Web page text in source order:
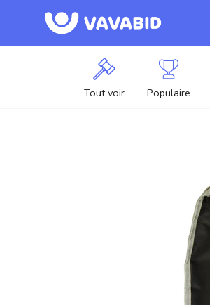
Tout voir Populaire